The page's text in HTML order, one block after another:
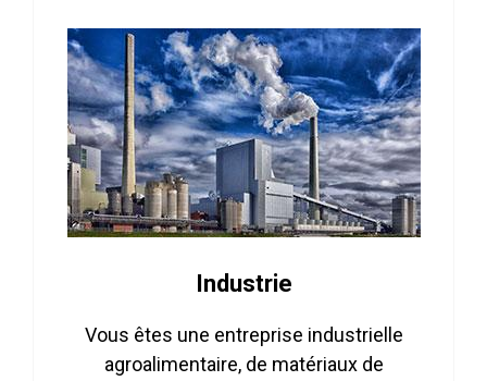
Industrie
Vous êtes une entreprise industrielle
agroalimentaire, de matériaux de